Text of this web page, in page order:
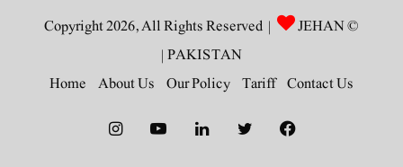
© Copyright 2026, All Rights Reserved |
JEHAN
PAKISTAN
|
Contact Us
Tariff
Our Policy
About Us
Home
Facebook
Twitter
LinkedIn
YouTube
Instagram